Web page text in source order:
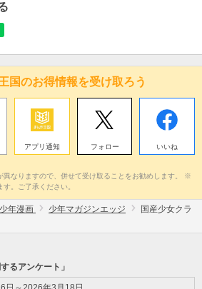
国のお得情報を受け取ろう
アプリ通知 フォロー いいね
なりますので、併せて受け取ることをお勧めします。 ※
。ご了承ください。
少年漫画 少年マガジンエッジ
国産少女クラ
るアンケート」